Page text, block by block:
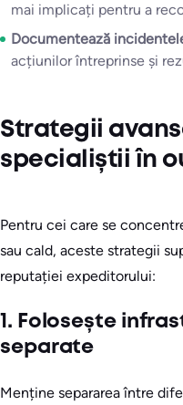
mai implicați pentru a
Documentează
acțiunilor întreprinse și
Strategii
specialiștii în
Pentru cei care se
sau cald, aceste strategii
reputației expeditorului:
1. Folosește
separate
Menține separarea între